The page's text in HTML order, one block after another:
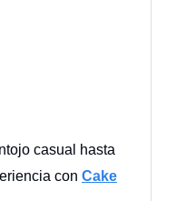
casual hasta
con Cake